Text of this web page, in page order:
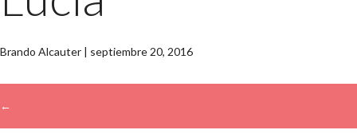
Brando Alcauter | septiembre 20, 2016
←